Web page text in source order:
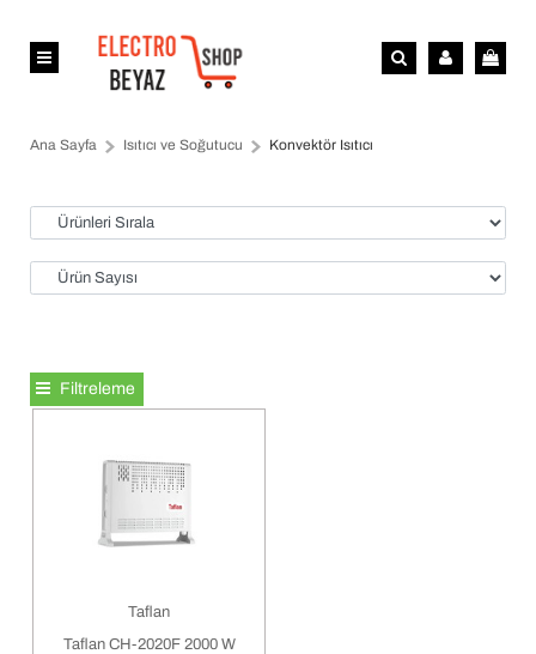
Ana Sayfa Isıtıcı ve Soğutucu Konvektör Isıtıcı
Filtreleme
Taflan
Taflan CH-2020F 2000 W